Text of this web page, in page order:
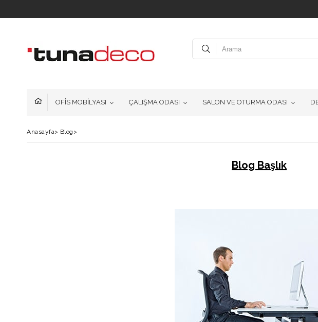
OFİS MOBİLYASI ÇALIŞMA ODASI SALON VE OTURMA ODASI
Anasayfa> Blog >
Blog Başlık